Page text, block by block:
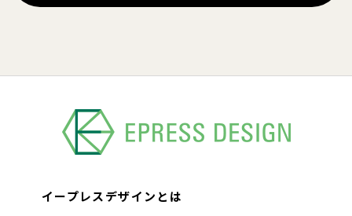
イープレスデザインとは